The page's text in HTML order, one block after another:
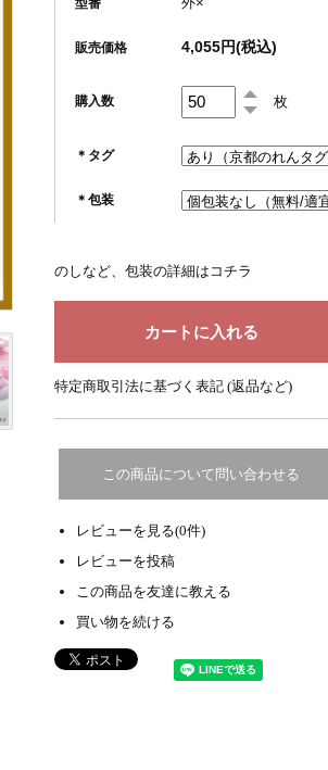
販売価格 4,055円(税込)
購入数 枚
＊タグ
＊包装
のしなど、包装の詳細はコチラ
特定商取引法に基づく表記 (返品など)
この商品について問い合わせる
レビューを見る(0件)
レビューを投稿
この商品を友達に教える
買い物を続ける